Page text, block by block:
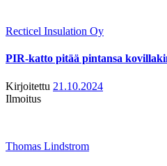
Recticel Insulation Oy
PIR-katto pitää pintansa
Kirjoitettu 21.10.2024
Ilmoitus
Thomas Lindstrom